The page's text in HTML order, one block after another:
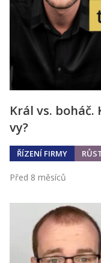
Král vs.
vy?
ŘÍZENÍ FIRMY
Před 8 měsíců